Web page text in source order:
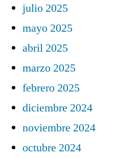
julio 2025
mayo 2025
abril 2025
marzo 2025
febrero 2025
diciembre 2024
noviembre 2024
octubre 2024